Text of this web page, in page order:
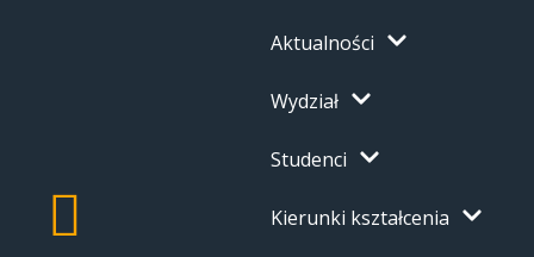
Aktualności
Wydział
Studenci
Kierunki kształcenia